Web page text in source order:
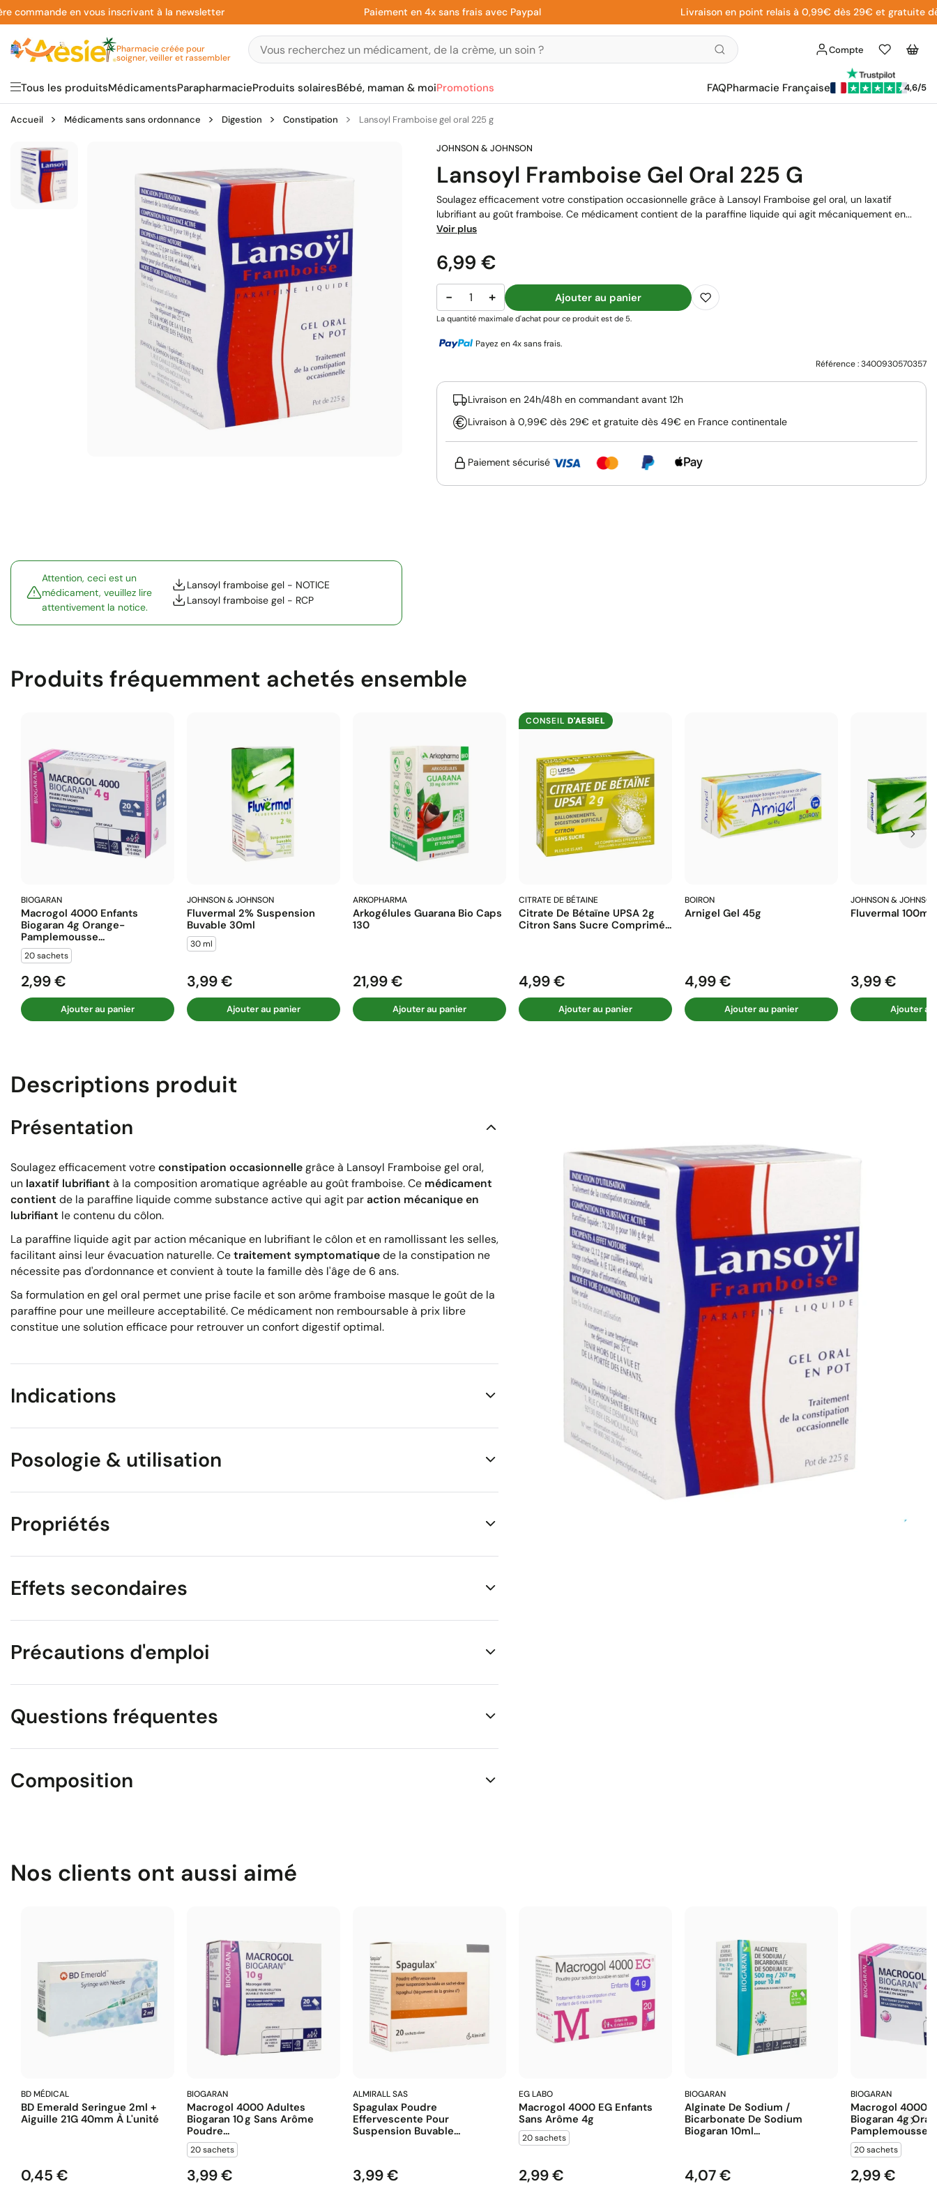
Aller
au
contenu
en vous inscrivant à la newsletter Paiement en 4x sans frais avec Paypal Livraison en point relais à 0,99€ dès 29€ et gratuite dès
Pharmacie créée pour
soigner, veiller et rassembler
Compte
Liste
d'envies
Panier
Tous les produitsMédicamentsParapharmacieProduits solairesBébé, maman & moiPromotions FAQPharmacie Française 4,6/5
Accueil Médicaments sans ordonnance Digestion Constipation Lansoyl Framboise gel oral 225 g
Attention, ceci est un
médicament, veuillez lire
attentivement la notice.
Lansoyl framboise gel - NOTICE
Lansoyl framboise gel - RCP
Lansoyl Framboise Gel Oral 225 G
Soulagez efficacement votre constipation occasionnelle grâce à Lansoyl Framboise gel oral, un laxatif
lubrifiant au goût framboise. Ce médicament contient de la paraffine liquide qui agit mécaniquement en...
Voir plus
Prix
6,99 €
− + Ajouter au panier
La quantité maximale d'achat pour ce produit est de 5.
Payez en 4x sans frais.
Référence :3400930570357
Livraison en 24h/48h en commandant avant 12h
Livraison à 0,99€ dès 29€ et gratuite dès 49€ en France continentale
Paiement sécurisé
Produits fréquemment achetés ensemble
BIOGARAN
Macrogol 4000 Enfants
Biogaran 4g Orange-
Pamplemousse...
20 sachets
Prix
2,99 €
Ajouter au panier
JOHNSON & JOHNSON
Fluvermal 2% Suspension
Buvable 30ml
30 ml
Prix
3,99 €
Ajouter au panier
ARKOPHARMA
Arkogélules Guarana Bio Caps
130
Prix
21,99 €
Ajouter au panier
CONSEILD'AESIEL
CITRATE DE BÉTAINE
Citrate De Bétaïne UPSA 2g
Citron Sans Sucre Comprimé...
Prix
4,99 €
Ajouter au panier
BOIRON
Arnigel Gel 45g
Prix
4,99 €
Ajouter au panier
JOHNSON & JOHNSON
Fluvermal
Prix
3,99 €
Ajouter au
Descriptions produit
Présentation
Soulagez efficacement votreconstipation occasionnellegrâce à Lansoyl Framboise gel oral,
un laxatif lubrifiant à la composition aromatique agréable au goût framboise. Ce médicament
contient de la paraffine liquide comme substance active qui agit paraction mécanique en
lubrifiant le contenu du côlon.
La paraffine liquide agit par action mécanique en lubrifiant le côlon et en ramollissant les selles,
facilitant ainsi leur évacuation naturelle. Cetraitement symptomatiquede la constipation ne
nécessite pas d'ordonnance et convient à toute la famille dès l'âge de 6 ans.
Sa formulation en gel oral permet une prise facile et son arôme framboise masque le goût de la
paraffine pour une meilleure acceptabilité. Ce médicament non remboursable à prix libre
constitue une solution efficace pour retrouver un confort digestif optimal.
Indications
Posologie & utilisation
Propriétés
Effets secondaires
Précautions d'emploi
Questions fréquentes
Composition
Nos clients ont aussi aimé
BD MÉDICAL
BD Emerald Seringue 2ml +
Aiguille 21G 40mm À L'unité
Prix
0,45 €
BIOGARAN
Macrogol 4000 Adultes
Biogaran 10 G Sans Arôme
Poudre...
20 sachets
Prix
3,99 €
ALMIRALL SAS
Spagulax Poudre
Effervescente Pour
Suspension Buvable...
Prix
3,99 €
EG LABO
Macrogol 4000 EG Enfants
Sans Arôme 4g
20 sachets
Prix
2,99 €
BIOGARAN
Alginate De Sodium /
Bicarbonate De Sodium
Biogaran 10ml...
Prix
4,07 €
BIOGARAN
Macrogol 4000
Biogaran 4g
Pamplemousse...
20 sachets
Prix
2,99 €